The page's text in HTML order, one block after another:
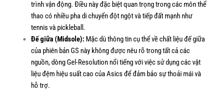
trình vận động. Điều này đặc biệt quan trọng trong các môn thể
thao có nhiều pha di chuyển đột ngột và tiếp đất mạnh như
tennis và pickleball.
Đế giữa (Midsole):Mặc dù thông tin cụ thể về chất liệu đế giữa
của phiên bản GS này không được nêu rõ trong tất cả các
nguồn, dòng Gel-Resolution nổi tiếng với việc sử dụng các vật
liệu đệm hiệu suất cao của Asics để đảm bảo sự thoải mái và
hỗ trợ.